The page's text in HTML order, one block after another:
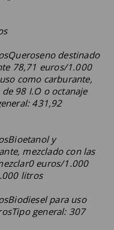
destinado
78,71 euros/1.000
como carburante,
98 I.O o octanaje
431,92
y
mezclado con las
euros/1.000
litros
para uso
general: 307